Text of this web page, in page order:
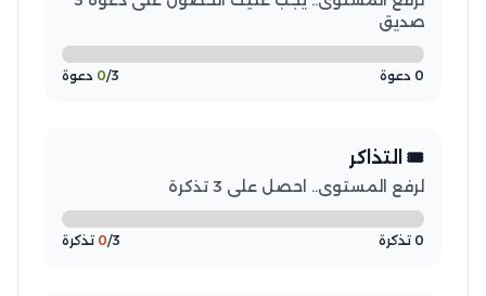
صديق
0 دعوة 0/3 دعوة
🎟️ التذاكر
لرفع المستوى.. احصل على 3 تذكرة
0 تذكرة 0/3 تذكرة